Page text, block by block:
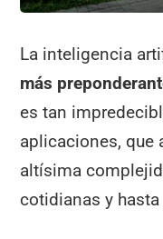
La inteligencia
más
es tan
aplicaciones, que
altísima
cotidianas y